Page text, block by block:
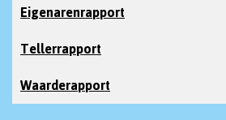
Eigenarenrapport
Tellerrapport
Waarderapport